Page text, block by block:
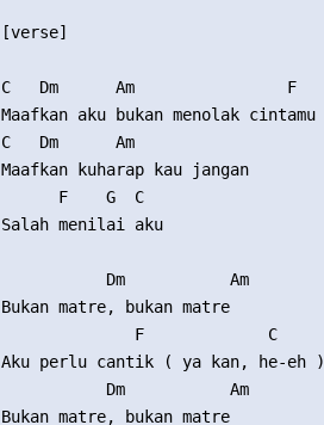
[verse]
C   Dm      Am                F
Maafkan aku bukan menolak cintamu
C   Dm      Am
Maafkan kuharap kau jangan
      F    G  C
Salah menilai aku
           Dm           Am
Bukan matre, bukan matre
              F             C
Aku perlu cantik ( ya kan, he-eh )
           Dm           Am
Bukan matre, bukan matre